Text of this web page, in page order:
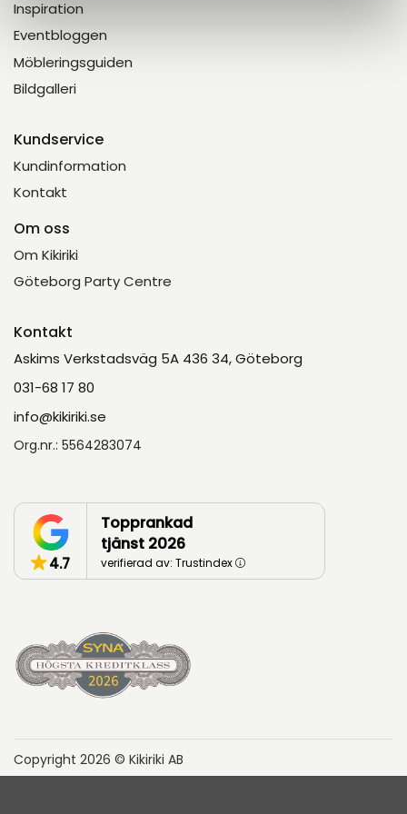
Inspiration
Eventbloggen
Möbleringsguiden
Bildgalleri
Kundservice
Kundinformation
Kontakt
Om oss
Om Kikiriki
Göteborg Party Centre
Kontakt
Askims Verkstadsväg 5A 436 34, Göteborg
031-68 17 80
info@kikiriki.se
Org.nr.: 5564283074
4.7
Topprankad
tjänst 2026
verifierad av: Trustindex
Copyright 2026 © Kikiriki AB